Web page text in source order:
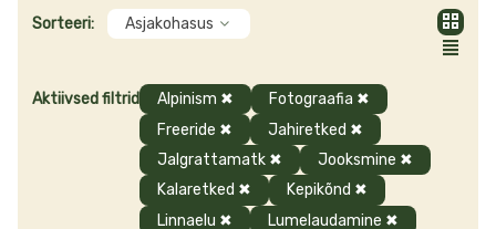
suusakindad, sulekindad,
rattakindad, matkakindad, ronimiskindad,
neopreenkindad veespordi harrastajatele ja palju muud. Esindatud
Pajak Sport, TrollKids ja Vaude. Tutvu kinnaste valikuga ja küsi
julgelt nõu!
Aktiivsed filtrid Alpinism ✖ Fotograafia ✖
Freeride ✖ Jahiretked ✖
Jalgrattamatk ✖ Jooksmine ✖
Kalaretked ✖ Kepikõnd ✖
Linnaelu ✖ Lumelaudamine ✖
Sorteeri: Asjakohasus